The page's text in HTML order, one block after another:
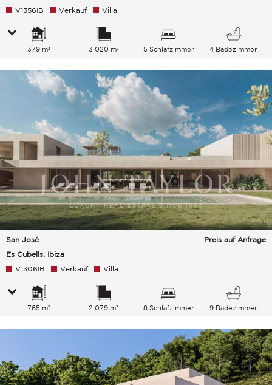
V1356IB Verkauf Villa
379 m² 3 020 m² 5 Schlafzimmer 4 Badezimmer
San José
Es Cubells, Ibiza
Preis auf Anfrage
V1306IB Verkauf Villa
765 m² 2 079 m² 8 Schlafzimmer 9 Badezimmer